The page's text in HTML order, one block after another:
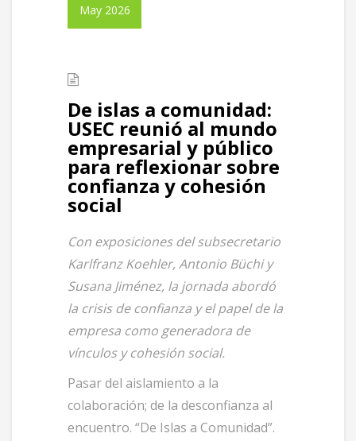
May 2026
De islas a comunidad:
USEC reunió al mundo
empresarial y público
para reflexionar sobre
confianza y cohesión
social
Con exposiciones del subsecretario
Karlfranz Koehler, Antonio Büchi y
Susana Jiménez, la jornada abordó
la crisis de confianza y el papel de la
empresa como generadora de
vínculos y cohesión social.
Pasar del aislamiento a la
colaboración; de la desconfianza al
encuentro. “De Islas a Comunidad”.